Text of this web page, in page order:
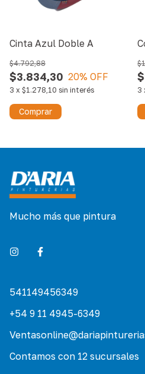
Cinta Azul Doble A
$3.834,30
$4.792,88
20% OFF
3 x $1.278,10 sin interés
Comprar
3
Mucho más que pintura
541149456349
+54 9 11 4945-6349
Contamos con 12 sucursales